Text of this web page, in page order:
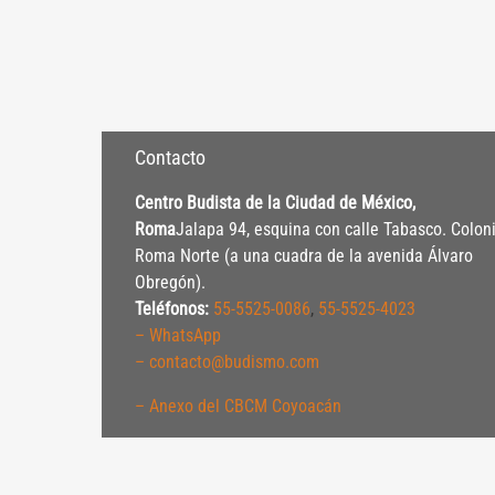
Contacto
Centro Budista de la Ciudad de México,
RomaJalapa 94, esquina con calle Tabasco.
Roma Norte (a una cuadra de la avenida Álvaro
Obregón).
Teléfonos: 55-5525-0086, 55-5525-4023
– WhatsApp
– contacto@budismo.com
– Anexo del CBCM Coyoacán